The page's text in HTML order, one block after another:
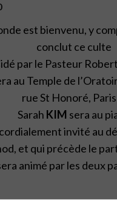
est bienvenu, y
conclut ce culte
par le Pasteur Robert
au Temple de
rue St Honoré,
Sarah KIM sera au
invité au
et qui précède le
animé par les deux